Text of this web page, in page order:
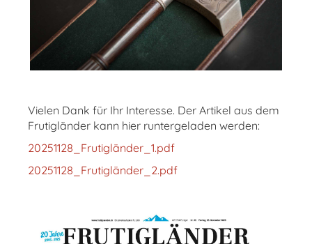
Vielen Dank für Ihr Interesse. Der Artikel aus dem
Frutigländer kann hier runtergeladen werden:
20251128_Frutigländer_1.pdf
20251128_Frutigländer_2.pdf